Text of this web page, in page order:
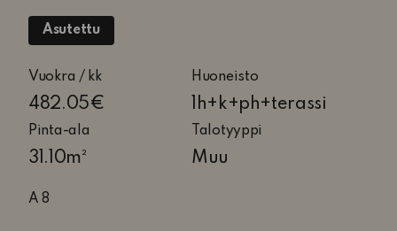
Asutettu
Vuokra / kk
482.05€
Huoneisto
1h+k+ph+terassi
1
huone,
pesuhuone
ja
Pinta-ala
31.10m²
Talotyyppi
Muu
A 8